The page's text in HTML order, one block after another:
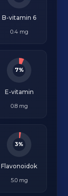
B-vitamin 6
0.4 mg
7%
E-vitamin
0.8 mg
3%
Flavonoidok
5.0 mg